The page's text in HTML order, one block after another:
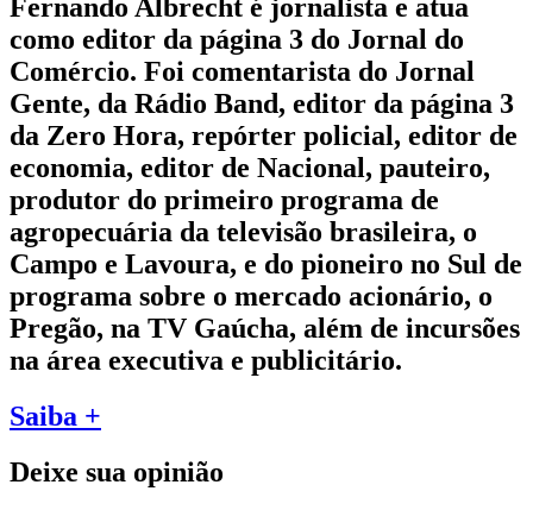
Fernando Albrecht é jornalista e atua
como editor da página 3 do Jornal do
Comércio. Foi comentarista do Jornal
Gente, da Rádio Band, editor da página 3
da Zero Hora, repórter policial, editor de
economia, editor de Nacional, pauteiro,
produtor do primeiro programa de
agropecuária da televisão brasileira, o
Campo e Lavoura, e do pioneiro no Sul de
programa sobre o mercado acionário, o
Pregão, na TV Gaúcha, além de incursões
na área executiva e publicitário.
Saiba +
Deixe sua opinião